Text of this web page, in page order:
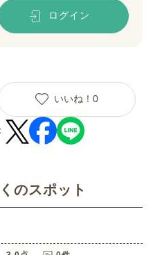
ログイン
いいね！ 0
のスポット